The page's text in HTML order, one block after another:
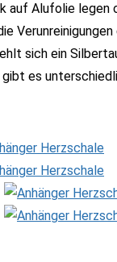
auf Alufolie
sich ein
es